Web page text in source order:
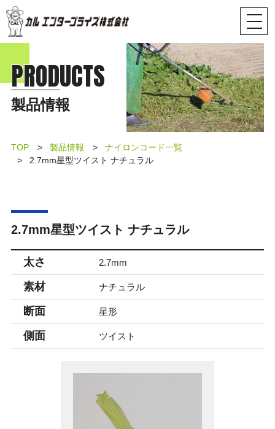
PRODUCTS
製品情報
TOP 製品情報
ナイロンコード一覧
2.7mm星型ツイスト ナチュラル
2.7mm星型ツイスト ナチュラル
太さ 2.7mm
素材 ナチュラル
断面 星形
側面 ツイスト